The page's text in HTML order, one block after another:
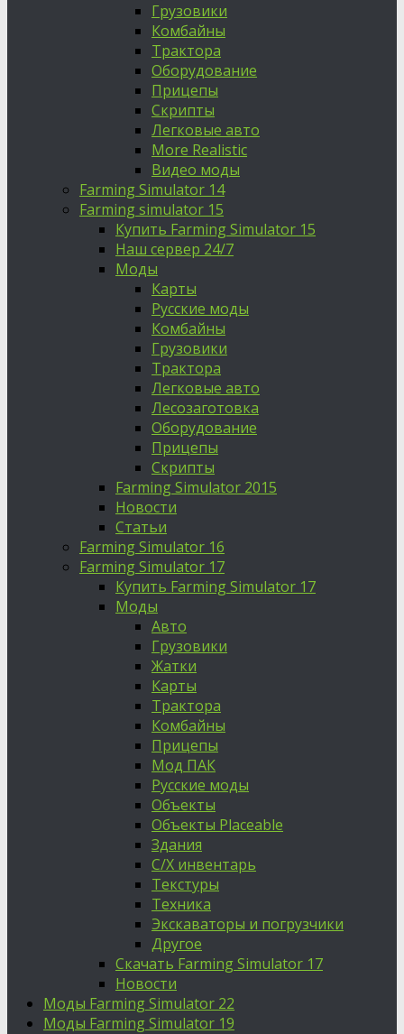
Грузовики
Комбайны
Трактора
Оборудование
Прицепы
Скрипты
Легковые авто
More Realistic
Видео моды
Farming Simulator 14
Farming simulator 15
Купить Farming Simulator 15
Наш сервер 24/7
Моды
Карты
Русские моды
Комбайны
Грузовики
Трактора
Легковые авто
Лесозаготовка
Оборудование
Прицепы
Скрипты
Farming Simulator 2015
Новости
Статьи
Farming Simulator 16
Farming Simulator 17
Купить Farming Simulator 17
Моды
Авто
Грузовики
Жатки
Карты
Трактора
Комбайны
Прицепы
Мод ПАК
Русские моды
Объекты
Объекты Placeable
Здания
С/Х инвентарь
Текстуры
Техника
Экскаваторы и погрузчики
Другое
Скачать Farming Simulator 17
Новости
Моды Farming Simulator 22
Моды Farming Simulator 19